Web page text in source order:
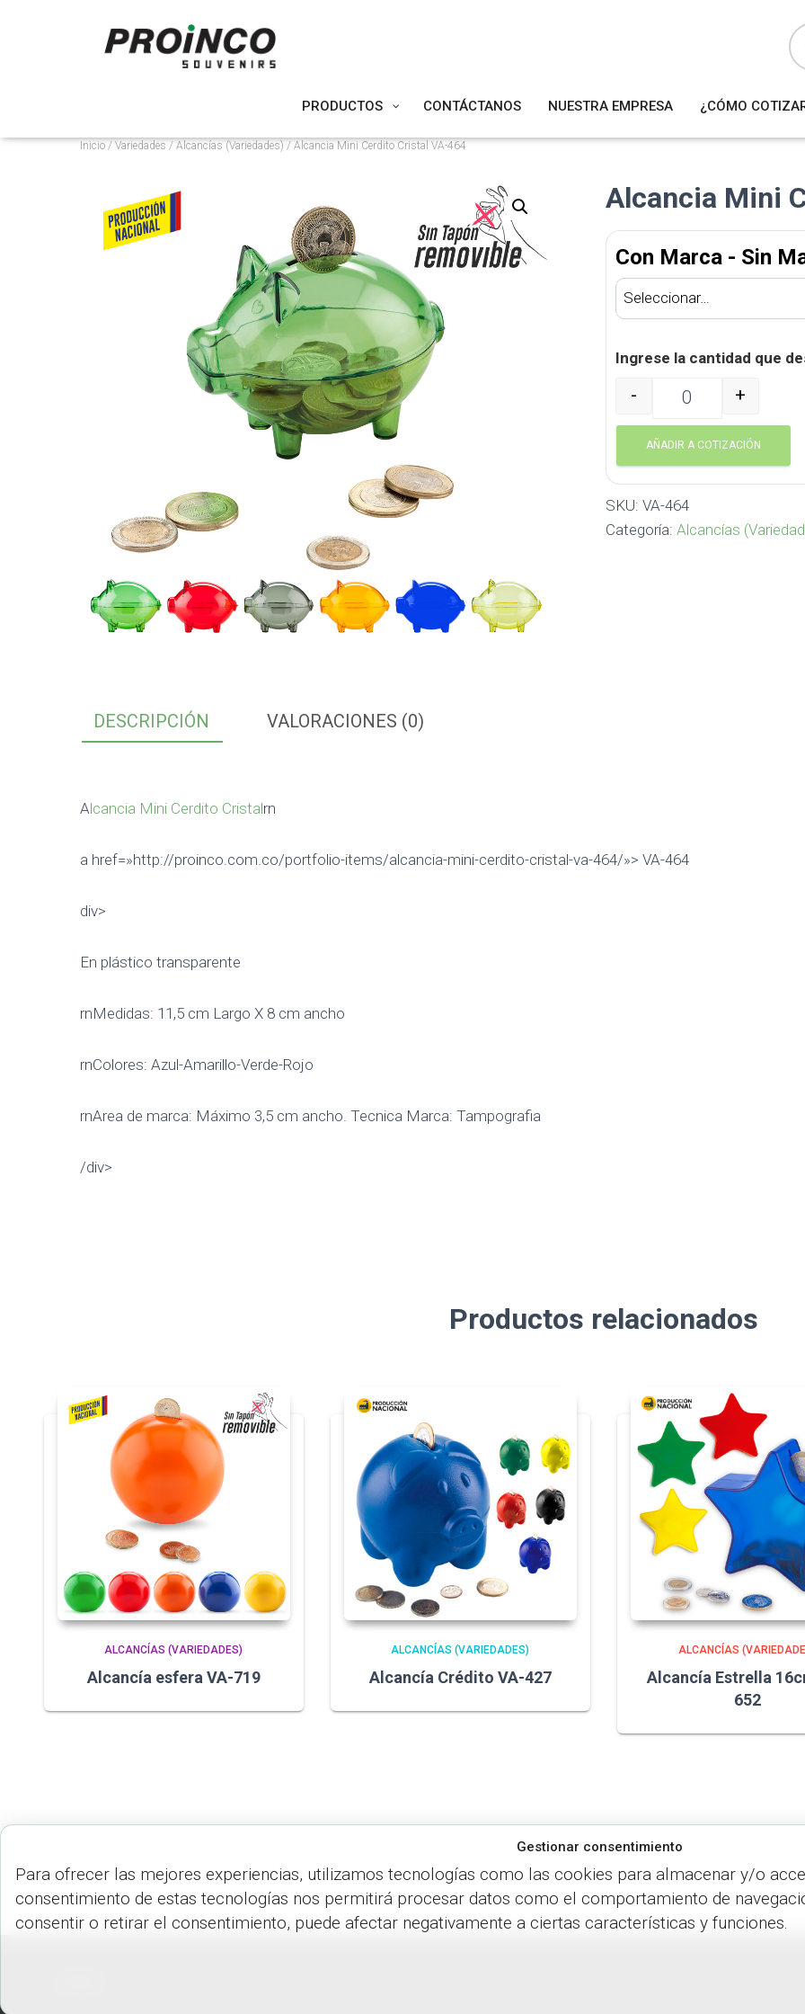
Gestionar consentimiento
Para ofrecer las mejores experiencias, utilizamos tecnologías como las cookies para almacenar y/o
consentimiento de estas tecnologías nos permitirá procesar datos como el comportamiento de
consentir o retirar el consentimiento, puede afectar negativamente a ciertas características y funciones.
ú
q
a
d
c
t
o
PRODUCTOS CONTÁCTANOS NUESTRA EMPRESA ¿CÓMO
Inicio/ Variedades / Alcancías (Variedades) / Alcancia Mini Cerdito Cristal VA-464
Alcancia Mini
Con Marca - Sin
Ingrese la cantidad que
Alcancia Mini Cerdito
- +
AÑADIR A COTIZACIÓN
SKU: VA-464
Categoría: Alcancías
DESCRIPCIÓN VALORACIONES (0)
Alcancia Mini Cerdito Cristalrn
a href=»http://proinco.com.co/portfolio-items/alcancia-mini-cerdito-cristal-va-464/»> VA-464
div>
En plástico transparente
rnMedidas: 11,5 cm Largo X 8 cm ancho
rnColores: Azul-Amarillo-Verde-Rojo
rnArea de marca: Máximo 3,5 cm ancho. Tecnica Marca: Tampografia
/div>
Productos relacionados
ALCANCÍAS (VARIEDADES)
Alcancía esfera VA-719
ALCANCÍAS (VARIEDADES)
Alcancía Crédito VA-427
ALCANCÍAS
Alcancía Estrella
652